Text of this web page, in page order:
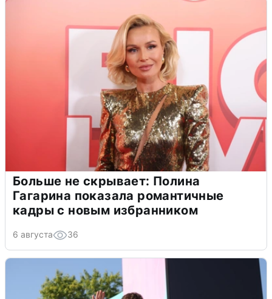
Больше не скрывает: Полина
Гагарина показала романтичные
кадры с новым избранником
6 августа 36